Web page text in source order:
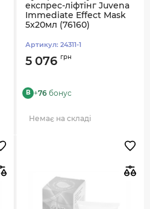
експрес-ліфтінг Juvena
Immediate Effect Mask
5x20мл (76160)
Артикул: 24311-1
5 076 грн
B +76 бонус
Немає на складі